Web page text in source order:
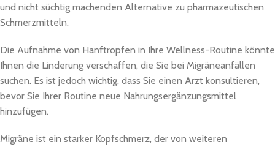
und nicht süchtig machenden Alternative zu pharmazeutischen
Schmerzmitteln.
Die Aufnahme von Hanftropfen in Ihre Wellness-Routine könnte
Ihnen die Linderung verschaffen, die Sie bei Migräneanfällen
suchen. Es ist jedoch wichtig, dass Sie einen Arzt konsultieren,
bevor Sie Ihrer Routine neue Nahrungsergänzungsmittel
hinzufügen.
Migräne ist ein starker Kopfschmerz, der von weiteren